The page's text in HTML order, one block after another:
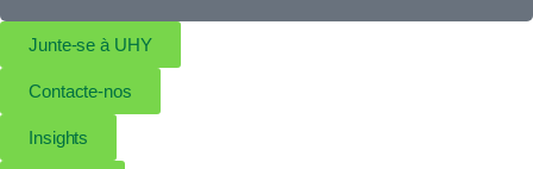
Junte-se à UHY
Contacte-nos
Insights